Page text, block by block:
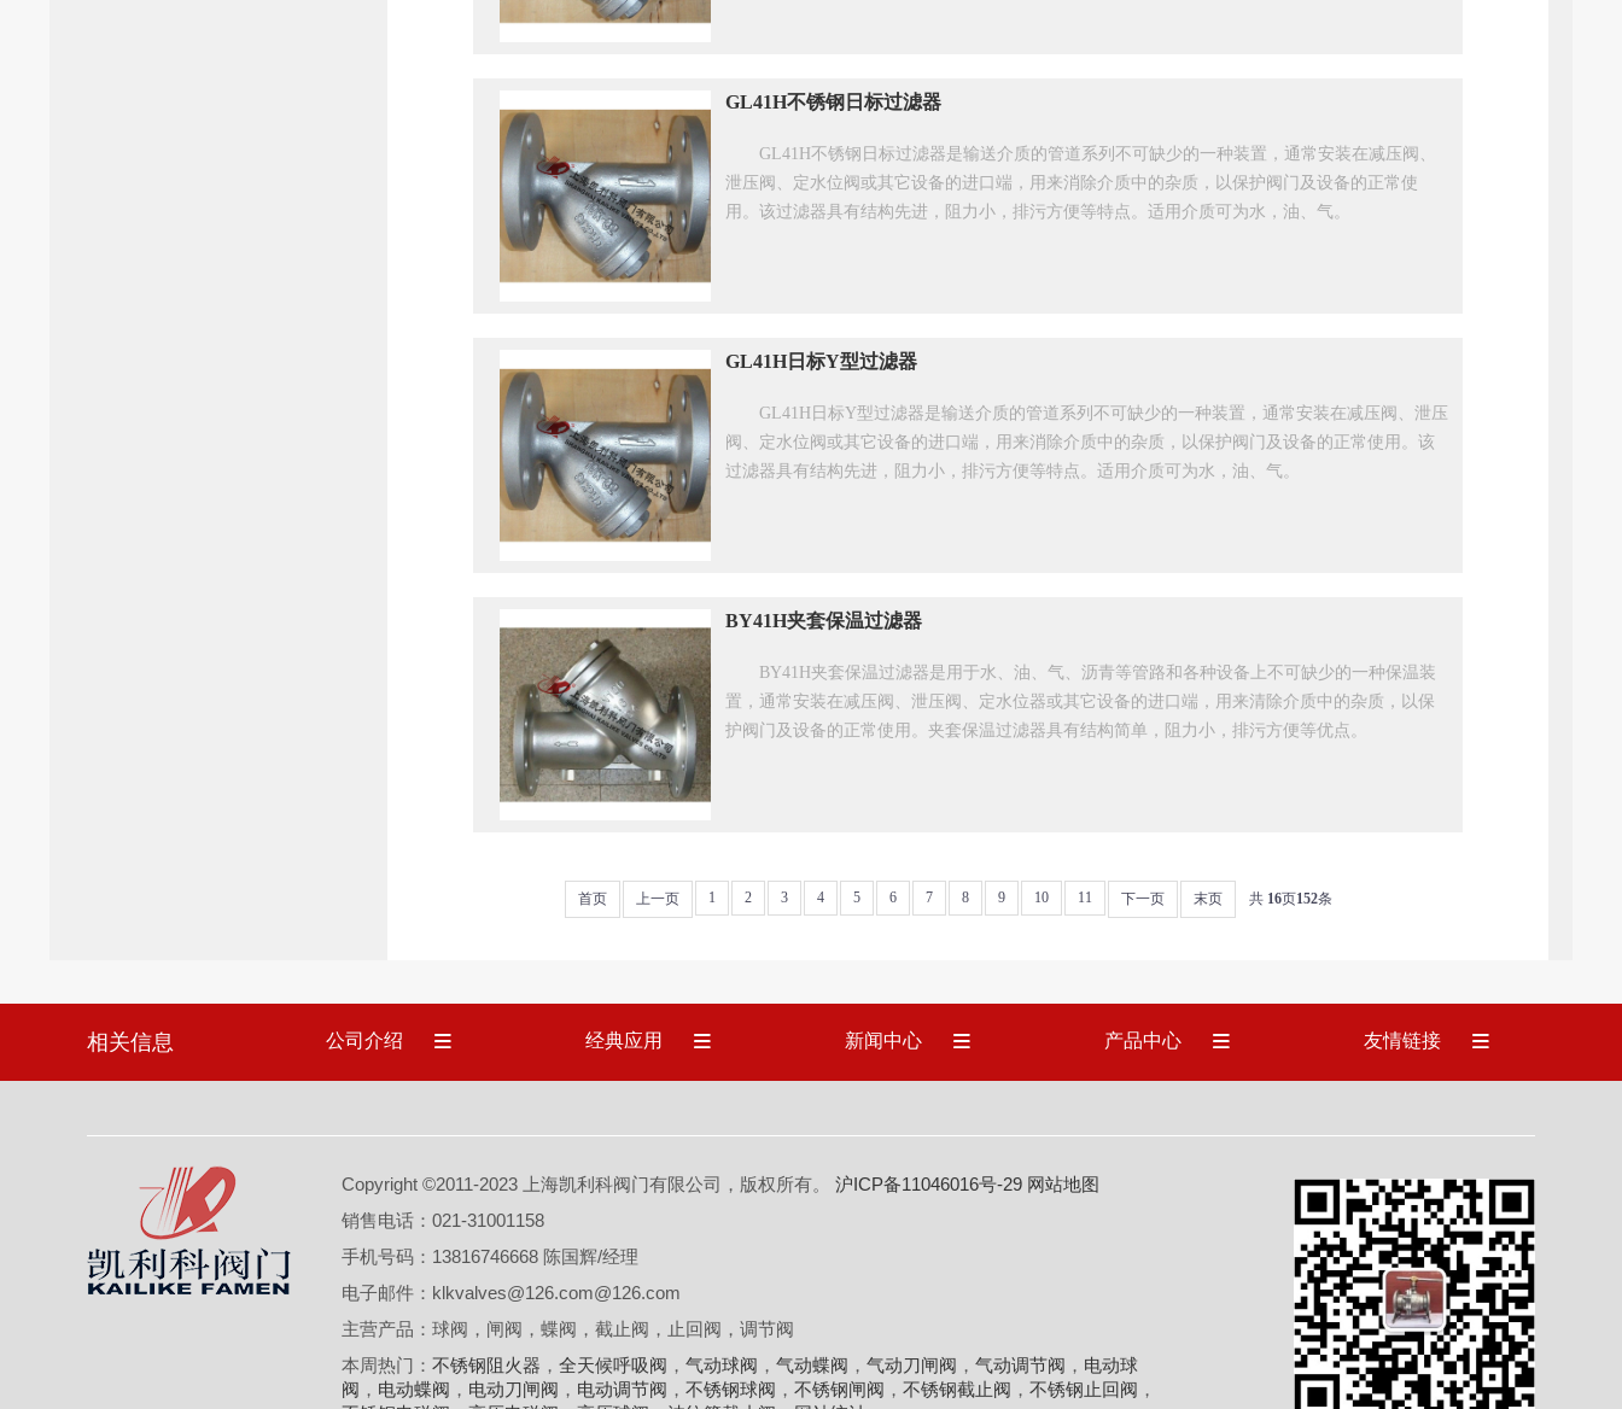
GL41H不锈钢日标过滤器
GL41H不锈钢日标过滤器是输送介质的管道系列不可缺少的一种装置，通常安装在减压阀、
泄压阀、定水位阀或其它设备的进口端，用来消除介质中的杂质，以保护阀门及设备的正常使
用。该过滤器具有结构先进，阻力小，排污方便等特点。适用介质可为水，油、气。
GL41H日标Y型过滤器
GL41H日标Y型过滤器是输送介质的管道系列不可缺少的一种装置，通常安装在减压阀、泄压
阀、定水位阀或其它设备的进口端，用来消除介质中的杂质，以保护阀门及设备的正常使用。该
过滤器具有结构先进，阻力小，排污方便等特点。适用介质可为水，油、气。
BY41H夹套保温过滤器
BY41H夹套保温过滤器是用于水、油、气、沥青等管路和各种设备上不可缺少的一种保温装
置，通常安装在减压阀、泄压阀、定水位器或其它设备的进口端，用来清除介质中的杂质，以保
护阀门及设备的正常使用。夹套保温过滤器具有结构简单，阻力小，排污方便等优点。
首页 上一页 1 2 3 4 5 6 7 8 9 10 11 下一页 末页 共 16页152条
相关信息 公司介绍 经典应用 新闻中心 产品中心 友情链接
Copyright ©2011-2023 上海凯利科阀门有限公司，版权所有。 沪ICP备11046016号-29 网站地图
销售电话：021-31001158
手机号码：13816746668 陈国辉/经理
电子邮件：klkvalves@126.com@126.com
主营产品：球阀，闸阀，蝶阀，截止阀，止回阀，调节阀
本周热门： 不锈钢阻火器 ， 全天候呼吸阀 ， 气动球阀 ， 气动蝶阀 ， 气动刀闸阀 ， 气动调节阀 ， 电动球
阀 ， 电动蝶阀 ， 电动刀闸阀 ， 电动调节阀 ， 不锈钢球阀 ， 不锈钢闸阀 ， 不锈钢截止阀 ， 不锈钢止回阀 ，